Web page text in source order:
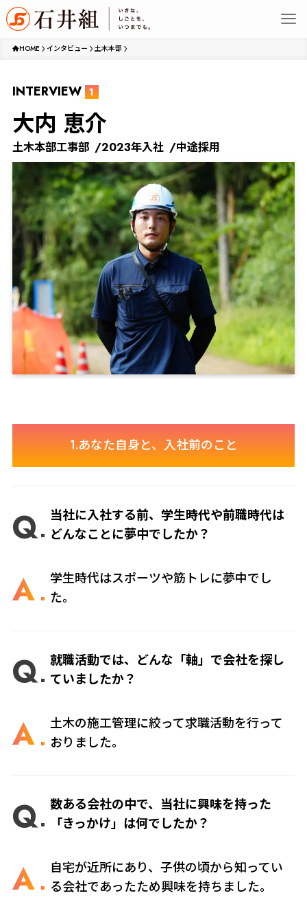
HOME インタビュー 土木本部
INTERVIEW 1
大内 恵介
土木本部工事部 2023年入社 中途採用
1.あなた自身と、入社前のこと
Q
当社に入社する前、学生時代や前職時代は
どんなことに夢中でしたか？
A
学生時代はスポーツや筋トレに夢中でし
た。
Q
就職活動では、どんな「軸」で会社を探し
ていましたか？
A
土木の施工管理に絞って求職活動を行って
おりました。
Q
数ある会社の中で、当社に興味を持った
「きっかけ」は何でしたか？
A
自宅が近所にあり、子供の頃から知ってい
る会社であったため興味を持ちました。